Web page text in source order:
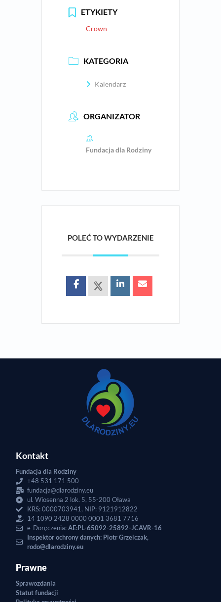
ETYKIETY
Crown
KATEGORIA
Kalendarz
ORGANIZATOR
Fundacja dla Rodziny
POLEĆ TO WYDARZENIE
Kontakt
Fundacja dla Rodziny
+48 531 171 500
fundacja@dlarodziny.eu
ul. Wiosenna 2 lok. 5, 55-200 Oława
KRS: 0000703941, NIP: 9121912822
14 1090 2428 0000 0001 3681 7716
e-Doręczenia:AE:PL-65092-25892-JCAVR-16
Inspektor ochrony danych: Piotr Grzelczak,
rodo@dlarodziny.eu
Prawne
Sprawozdania
Statut fundacji